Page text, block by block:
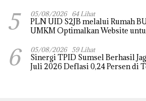
2026
5 05/08/2026 64 Lihat
PLN UID S2JB melalui Rumah
UMKM Optimalkan Website
6 05/08/2026 59 Lihat
Sinergi TPID Sumsel Berhasil
Juli 2026 Deflasi 0,24 Persen di